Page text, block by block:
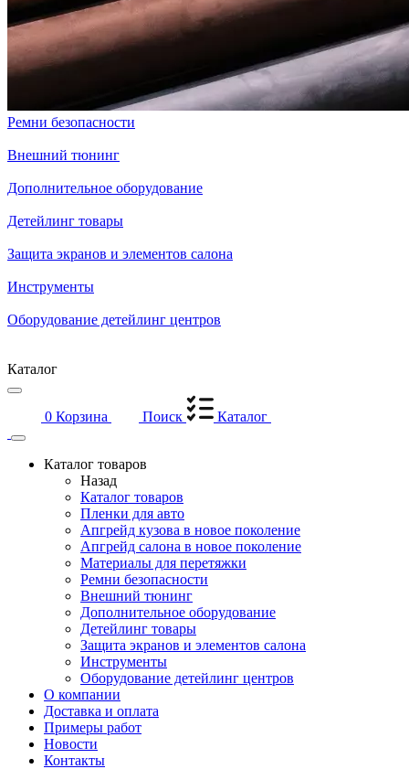
Ремни безопасности
Внешний тюнинг
Дополнительное оборудование
Детейлинг товары
Защита экранов и элементов салона
Инструменты
Оборудование детейлинг центров
Каталог
0 Корзина Поиск Каталог
Каталог товаров
Назад
Каталог товаров
Пленки для авто
Апгрейд кузова в новое поколение
Апгрейд салона в новое поколение
Материалы для перетяжки
Ремни безопасности
Внешний тюнинг
Дополнительное оборудование
Детейлинг товары
Защита экранов и элементов салона
Инструменты
Оборудование детейлинг центров
О компании
Доставка и оплата
Примеры работ
Новости
Контакты